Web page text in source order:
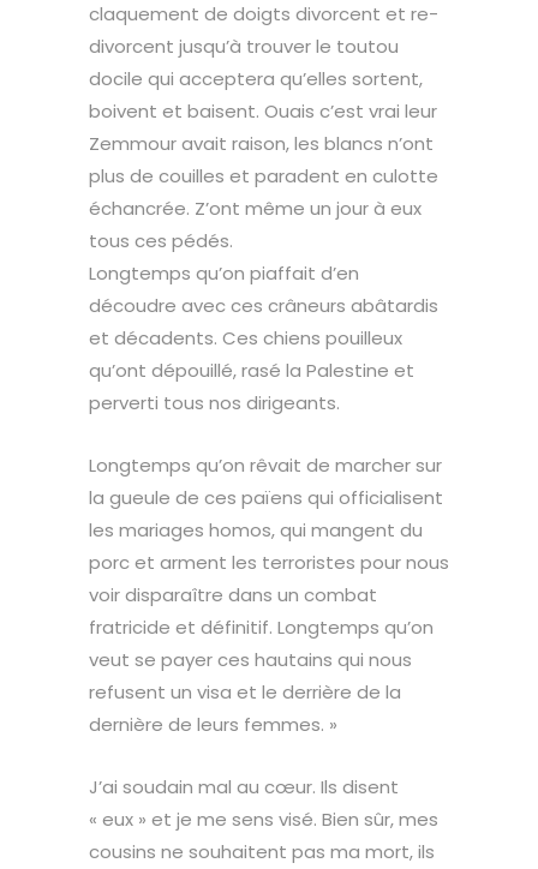
claquement de doigts divorcent et re-
divorcent jusqu’à trouver le toutou
docile qui acceptera qu’elles sortent,
boivent et baisent. Ouais c’est vrai leur
Zemmour avait raison, les blancs n’ont
plus de couilles et paradent en culotte
échancrée. Z’ont même un jour à eux
tous ces pédés.
Longtemps qu’on piaffait d’en
découdre avec ces crâneurs abâtardis
et décadents. Ces chiens pouilleux
qu’ont dépouillé, rasé la Palestine et
perverti tous nos dirigeants.
Longtemps qu’on rêvait de marcher sur
la gueule de ces païens qui officialisent
les mariages homos, qui mangent du
porc et arment les terroristes pour nous
voir disparaître dans un combat
fratricide et définitif. Longtemps qu’on
veut se payer ces hautains qui nous
refusent un visa et le derrière de la
dernière de leurs femmes. »
J’ai soudain mal au cœur. Ils disent
« eux » et je me sens visé. Bien sûr, mes
cousins ne souhaitent pas ma mort, ils